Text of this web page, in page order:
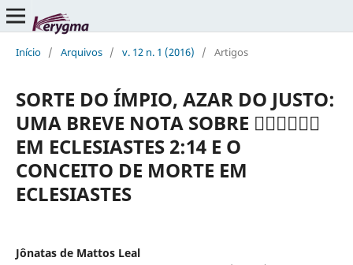
Início / Arquivos / v. 12 n. 1 (2016) / Artigos
SORTE DO ÍMPIO, AZAR DO JUSTO:
UMA BREVE NOTA SOBRE 
EM ECLESIASTES 2:14 E O
CONCEITO DE MORTE EM
ECLESIASTES
Jônatas de Mattos Leal